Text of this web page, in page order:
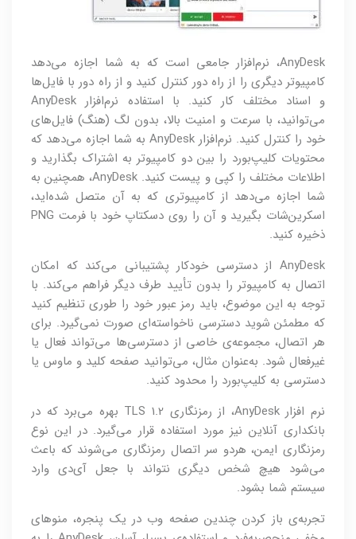
AnyDesk، نرم‌افزار جامعی است که به شما اجازه می‌دهد
کامپیوتر دیگری را از راه دور کنترل کنید و از راه دور با فایل‌ها
و اسناد مختلف کار کنید. با استفاده نرم‌افزار AnyDesk
می‌توانید، با سرعت و امنیت بالا، بدون لگ (هنگ) فایل‌های
خود را کنترل کنید. نرم‌افزار AnyDesk به شما اجازه می‌دهد که
محتویات کلیپ‌بورد را بین دو کامپیوتر به اشتراک بگذارید و
اطلاعات مختلف را کپی و پیست کنید. AnyDesk، همچنین به
شما اجازه می‌دهد از کامپیوتری که به آن متصل شده‌اید،
اسکرین‌شات بگیرید و آن را روی دسکتاپ خود با فرمت PNG
ذخیره کنید.
AnyDesk از دسترسی خودکار پشتیبانی می‌کند که امکان
اتصال به کامپیوتر را بدون تأیید طرف دیگر فراهم می‌کند. با
توجه به این موضوع، باید رمز عبور خود را طوری تنظیم کنید
که مطمئن شوید دسترسی ناخواسته‌ای صورت نمی‌گیرد. برای
هر اتصال، مجموعه‌ی خاصی از دسترسی‌ها می‌تواند فعال یا
غیرفعال شود. به‌عنوان مثال، می‌توانید صفحه کلید و ماوس یا
دسترسی به کلیپ‌بورد را محدود کنید.
نرم افزار AnyDesk، از رمزنگاری TLS 1.2 بهره می‌برد که در
بانكداری آنلاین نیز مورد استفاده قرار می‌گیرد. در این نوع
رمزنگاری ایمن، هردو سر اتصال رمزنگاری می‌شوند که باعث
می‌شود هیچ شخص دیگری نتواند با جعل آی‌دی وارد
سیستم شما بشود.
تجربه‌ی باز کردن چندین صفحه وب در یک پنجره، منوهای